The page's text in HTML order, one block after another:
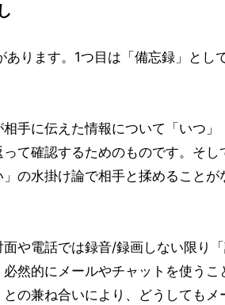
ります。1つ目は「備忘録」とし
手に伝えた情報について「いつ」
て確認するためのものです。そし
の水掛け論で相手と揉めることが
や電話では録音/録画しない限り
然的にメールやチャットを使うこ
の兼ね合いにより、どうしてもメ